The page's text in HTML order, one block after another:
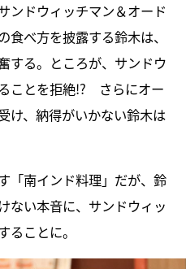
ンドウィッチマン＆オード
食べ方を披露する鈴木は、
する。ところが、サンドウ
ことを拒絶!? さらにオー
け、納得がいかない鈴木は
「南インド料理」だが、鈴
ない本音に、サンドウィッ
ることに。